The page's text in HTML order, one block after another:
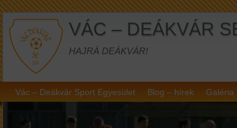
VÁC – DEÁKVÁR
HAJRÁ DEÁKVÁR!
Vác – Deákvár Sport Egyesület Blog – hírek Galéria